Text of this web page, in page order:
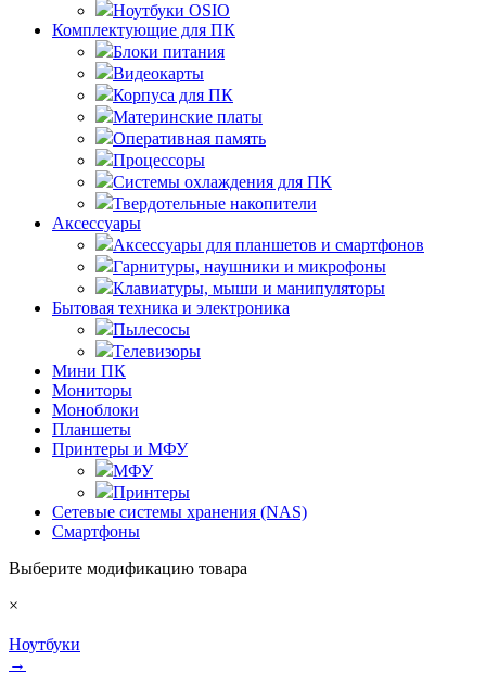
Ноутбуки OSIO
Комплектующие для ПК
Блоки питания
Видеокарты
Корпуса для ПК
Материнские платы
Оперативная память
Процессоры
Системы охлаждения для ПК
Твердотельные накопители
Аксессуары
Аксессуары для планшетов и смартфонов
Гарнитуры, наушники и микрофоны
Клавиатуры, мыши и манипуляторы
Бытовая техника и электроника
Пылесосы
Телевизоры
Мини ПК
Мониторы
Моноблоки
Планшеты
Принтеры и МФУ
МФУ
Принтеры
Сетевые системы хранения (NAS)
Смартфоны
Выберите модификацию товара
×
Ноутбуки
→